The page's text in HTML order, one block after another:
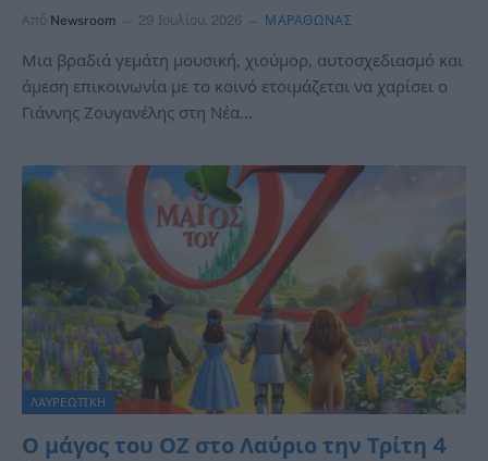
Από Newsroom 29 Ιουλίου, 2026 ΜΑΡΑΘΩΝΑΣ
Μια βραδιά γεμάτη μουσική, χιούμορ, αυτοσχεδιασμό και
άμεση επικοινωνία με το κοινό ετοιμάζεται να χαρίσει ο
Γιάννης Ζουγανέλης στη Νέα…
ΛΑΥΡΕΩΤΙΚΗ
Ο μάγος του ΟΖ στο Λαύριο την Τρίτη 4